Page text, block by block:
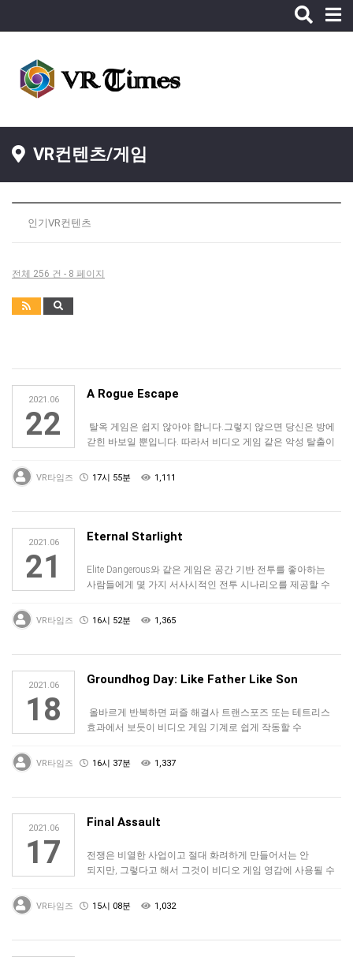
Toggle
VR컨텐츠/게임
인기VR컨텐츠
전체 256 건 - 8 페이지
2021.06
22
A Rogue Escape
탈옥 게임은 쉽지 않아야 합니다.그렇지 않으면 당신은 방에
갇힌 바보일 뿐입니다. 따라서 비디오 게임 같은 악성 탈출이
VR타임즈 17시 55분 1,111
2021.06
21
Eternal Starlight
Elite Dangerous와 같은 게임은 공간 기반 전투를 좋아하는
사람들에게 몇 가지 서사시적인 전투 시나리오를 제공할 수
VR타임즈 16시 52분 1,365
2021.06
18
Groundhog Day: Like Father Like Son
올바르게 반복하면 퍼즐 해결사 트랜스포즈 또는 테트리스
효과에서 보듯이 비디오 게임 기계로 쉽게 작동할 수
VR타임즈 16시 37분 1,337
2021.06
17
Final Assault
전쟁은 비열한 사업이고 절대 화려하게 만들어서는 안
되지만, 그렇다고 해서 그것이 비디오 게임 영감에 사용될 수
VR타임즈 15시 08분 1,032